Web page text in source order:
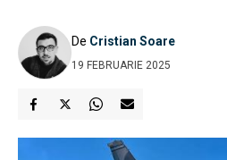
De Cristian Soare
19 FEBRUARIE 2025